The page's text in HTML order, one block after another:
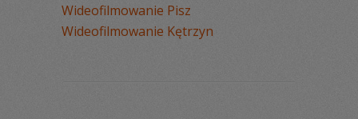
Wideofilmowanie Pisz
Wideofilmowanie Kętrzyn